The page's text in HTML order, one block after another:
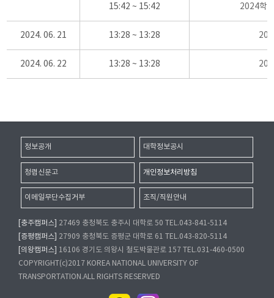
15:42 ~ 15:42 2024학
2024. 06. 21 13:28 ~ 13:28
2024. 06. 22 13:28 ~ 13:28
정보공개 대학정보공시
청렴신문고 개인정보처리방침
이메일무단수집거부 조직/직원안내
[충주캠퍼스]
27469 충청북도 충주시 대학로 50 TEL.043-841-5114
[증평캠퍼스]
27909 충청북도 증평군 대학로 61 TEL.043-820-5114
[의왕캠퍼스]
16106 경기도 의왕시 철도박물관로 157 TEL.031-460-0500
COPYRIGHT(c)2017 KOREA NATIONAL UNIVERSITY OF
TRANSPORTATION.ALL RIGHTS RESERVED